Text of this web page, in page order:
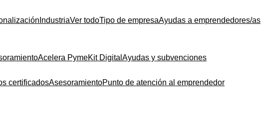
IndustriaVer todoTipo de empresaAyudas a emprendedores/as
Acelera PymeKit Digital Ayudas y subvenciones
certificadosAsesoramientoPunto de atención al emprendedor